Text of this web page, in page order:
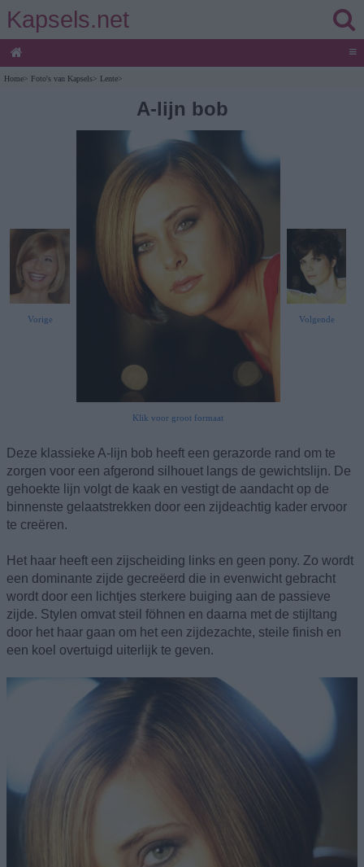
Kapsels.net
≡
Home> Foto's van Kapsels> Lente>
A-lijn bob
Vorige
Klik voor groot formaat
Volgende
Deze klassieke A-lijn bob heeft een gerazorde rand om te
zorgen voor een afgerond silhouet langs de gewichtslijn. De
gehoekte lijn volgt de kaak en vestigt de aandacht op de
binnenste gelaatstrekken door een zijdeachtig kader ervoor
te creëren.
Het haar heeft een zijscheiding links en geen pony. Zo wordt
een dominante zijde gecreëerd die in evenwicht gebracht
wordt door een lichtjes sterkere buiging aan de passieve
zijde. Stylen omvat steil föhnen en daarna met de stijltang
door het haar gaan om het een zijdezachte, steile finish en
een koel overtuigd uiterlijk te geven.